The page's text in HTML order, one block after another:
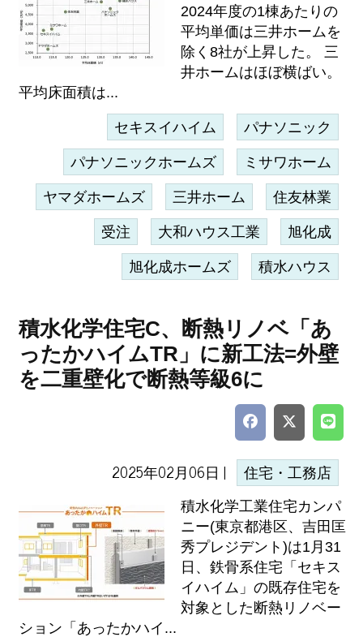
2024年度の1棟あたりの
平均単価は三井ホームを
除く8社が上昇した。 三
井ホームはほぼ横ばい。
平均床面積は...
セキスイハイム パナソニック
パナソニックホームズ ミサワホーム
ヤマダホームズ 三井ホーム 住友林業
受注 大和ハウス工業 旭化成
旭化成ホームズ 積水ハウス
積水化学住宅C、断熱リノベ「あ
ったかハイムTR」に新工法=外壁
を二重壁化で断熱等級6に
2025年02月06日 | 住宅・工務店
積水化学工業住宅カンパ
ニー(東京都港区、吉田匡
秀プレジデント)は1月31
日、鉄骨系住宅「セキス
イハイム」の既存住宅を
対象とした断熱リノベー
ション「あったかハイ...